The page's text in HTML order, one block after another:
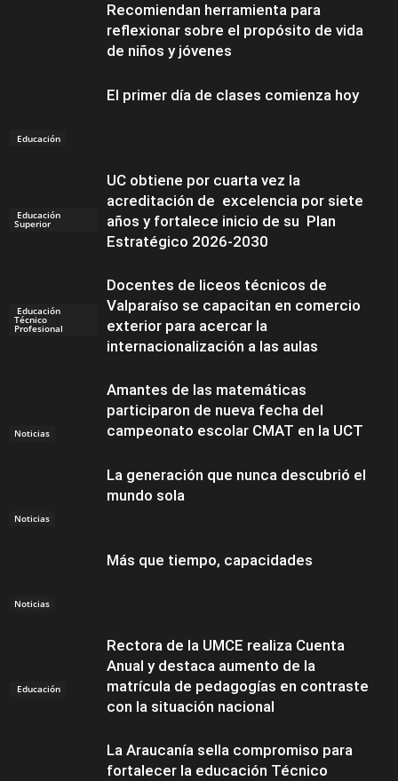
Eventos
Recomiendan herramienta para
reflexionar sobre el propósito de vida
de niños y jóvenes
Educación
El primer día de clases comienza hoy
Educación
Superior
UC obtiene por cuarta vez la
acreditación de excelencia por siete
años y fortalece inicio de su Plan
Estratégico 2026-2030
Educación
Técnico
Profesional
Docentes de liceos técnicos de
Valparaíso se capacitan en comercio
exterior para acercar la
internacionalización a las aulas
Noticias
Amantes de las matemáticas
participaron de nueva fecha del
campeonato escolar CMAT en la UCT
Noticias
La generación que nunca descubrió el
mundo sola
Noticias
Más que tiempo, capacidades
Educación
Rectora de la UMCE realiza Cuenta
Anual y destaca aumento de la
matrícula de pedagogías en contraste
con la situación nacional
La Araucanía sella compromiso para
fortalecer la educación Técnico